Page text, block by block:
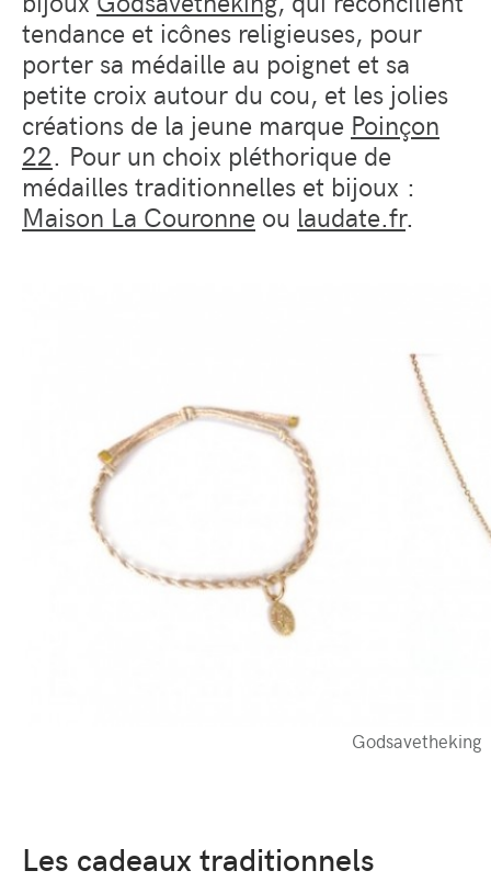
tendance et icônes religieuses, pour
porter sa médaille au poignet et sa
petite croix autour du cou, et les jolies
créations de la jeune marque Poinçon
22. Pour un choix pléthorique de
médailles traditionnelles et bijoux :
Maison La Couronne ou laudate.fr.
Godsavetheking
Les cadeaux traditionnels